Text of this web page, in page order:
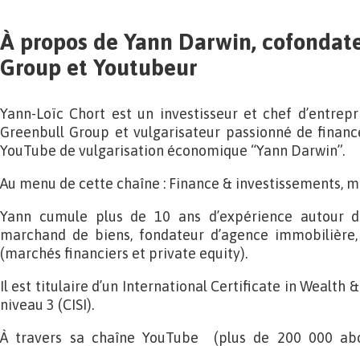
À propos de Yann Darwin,
Group et Youtubeur
Yann-Loïc Chort est un investisseur et chef
Greenbull Group et vulgarisateur passionné de
YouTube de vulgarisation économique “Yann Darwin”.
Au menu de cette chaîne : Finance & investissements,
Yann cumule plus de 10 ans d’expérience autour
marchand de biens, fondateur d’agence
(marchés financiers et private equity).
Il est titulaire d’un International Certificate in Wealth
niveau 3 (CISI).
À travers sa chaîne YouTube (plus de 200 000